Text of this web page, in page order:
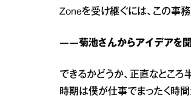
Zoneを受け継ぐには、この事
――菊池さんからアイデアを聞
できるかどうか、正直なところ
時期は僕が仕事でまったく時間